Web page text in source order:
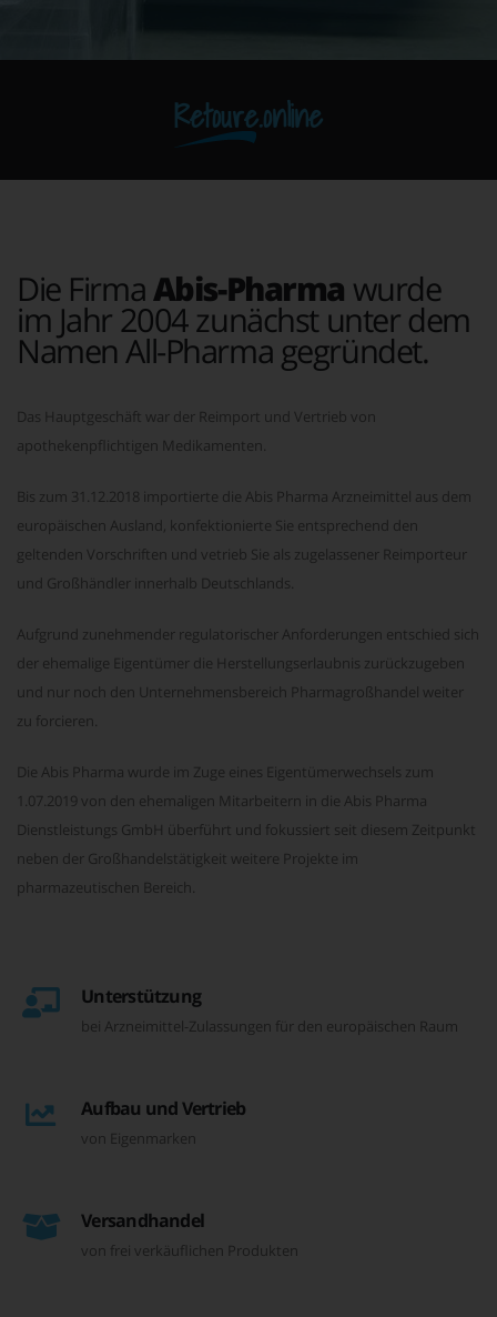
Retoure.online
Die Firma Abis-Pharma wurde
im Jahr 2004 zunächst unter dem
Namen All-Pharma gegründet.
Das Hauptgeschäft war der Reimport und Vertrieb von
apothekenpflichtigen Medikamenten.
Bis zum 31.12.2018 importierte die Abis Pharma Arzneimittel aus dem
europäischen Ausland, konfektionierte Sie entsprechend den
geltenden Vorschriften und vetrieb Sie als zugelassener Reimporteur
und Großhändler innerhalb Deutschlands.
Aufgrund zunehmender regulatorischer Anforderungen entschied sich
der ehemalige Eigentümer die Herstellungserlaubnis zurückzugeben
und nur noch den Unternehmensbereich Pharmagroßhandel weiter
zu forcieren.
Die Abis Pharma wurde im Zuge eines Eigentümerwechsels zum
1.07.2019 von den ehemaligen Mitarbeitern in die Abis Pharma
Dienstleistungs GmbH überführt und fokussiert seit diesem Zeitpunkt
neben der Großhandelstätigkeit weitere Projekte im
pharmazeutischen Bereich.
Unterstützung
bei Arzneimittel-Zulassungen für den europäischen Raum
Aufbau und Vertrieb
von Eigenmarken
Versandhandel
von frei verkäuflichen Produkten